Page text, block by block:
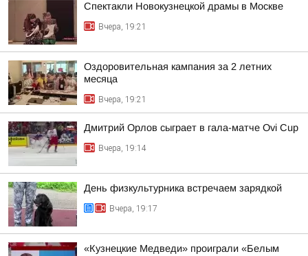
Спектакли Новокузнецкой драмы в Москве
Вчера, 19:21
Оздоровительная кампания за 2 летних
месяца
Вчера, 19:21
Дмитрий Орлов сыграет в гала-матче Ovi Cup
Вчера, 19:14
День физкультурника встречаем зарядкой
Вчера, 19:17
«Кузнецкие Медведи» проиграли «Белым